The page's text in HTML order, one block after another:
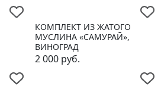
КОМПЛЕКТ ИЗ ЖАТОГО
МУСЛИНА «САМУРАЙ»,
ВИНОГРАД
2 000 руб.